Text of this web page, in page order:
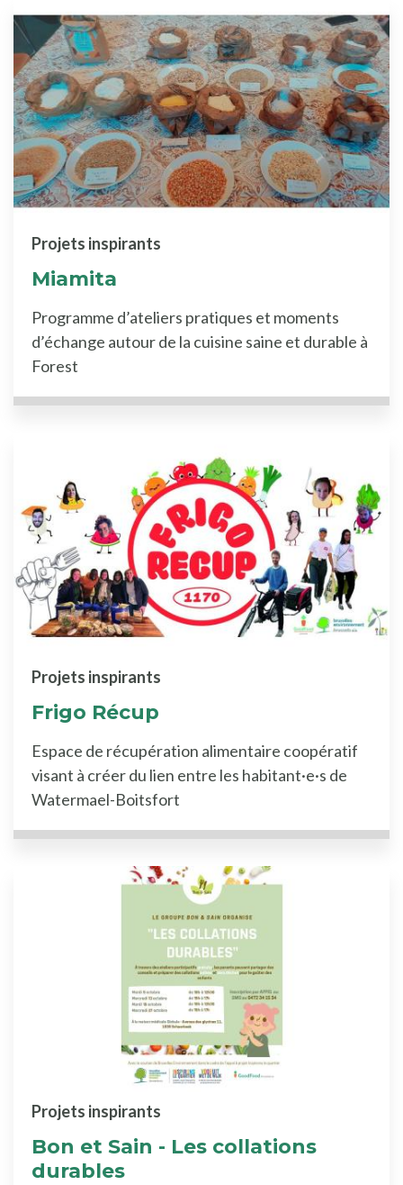
Miamita
Projets inspirants
Programme d’ateliers pratiques et moments
d’échange autour de la cuisine saine et durable à
Forest
Frigo Récup
Projets inspirants
Espace de récupération alimentaire coopératif
visant à créer du lien entre les habitant·e·s de
Watermael-Boitsfort
Bon et Sain - Les collations
durables
Projets inspirants